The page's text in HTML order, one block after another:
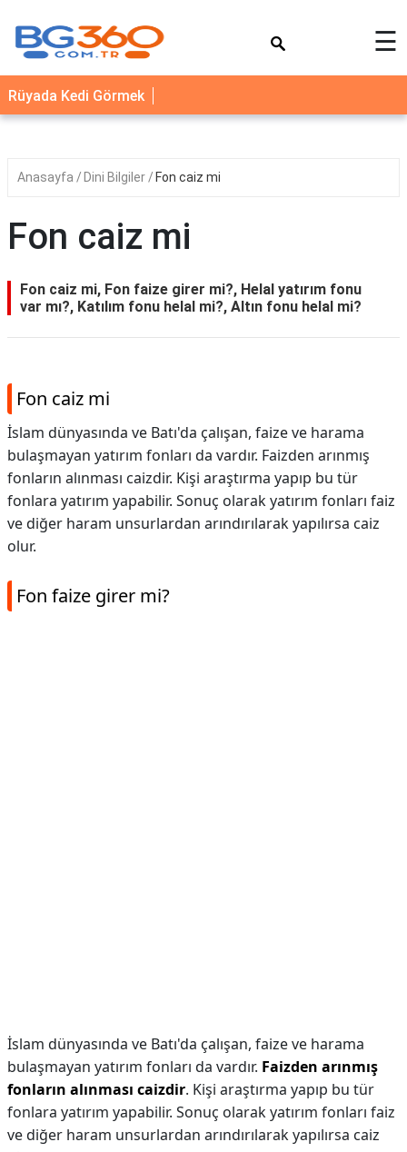
YEMEK
TARİFLERİ
SAĞLIK
☰
Rüyada Kedi Görmek
Anasayfa Dini Bilgiler Fon caiz mi
Fon caiz mi
Fon caiz mi, Fon faize girer mi?, Helal yatırım fonu
var mı?, Katılım fonu helal mi?, Altın fonu helal mi?
Fon caiz mi
İslam dünyasında ve Batı'da çalışan, faize ve harama
bulaşmayan yatırım fonları da vardır. Faizden arınmış
fonların alınması caizdir. Kişi araştırma yapıp bu tür
fonlara yatırım yapabilir. Sonuç olarak yatırım fonları faiz
ve diğer haram unsurlardan arındırılarak yapılırsa caiz
olur.
Fon faize girer mi?
İslam dünyasında ve Batı'da çalışan, faize ve harama
bulaşmayan yatırım fonları da vardır. Faizden arınmış
fonların alınması caizdir. Kişi araştırma yapıp bu tür
fonlara yatırım yapabilir. Sonuç olarak yatırım fonları faiz
ve diğer haram unsurlardan arındırılarak yapılırsa caiz